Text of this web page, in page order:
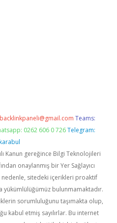
backlinkpaneli@gmail.com Teams:
0262 606 0 726 Telegram:
Kanun gereğince Bilgi Teknolojileri
onaylanmış bir Yer Sağlayıcı
sitedeki içerikleri proaktif
yükümlülüğümüz bulunmamaktadır.
sorumluluğunu taşımakta olup,
kabul etmiş sayılırlar. Bu internet